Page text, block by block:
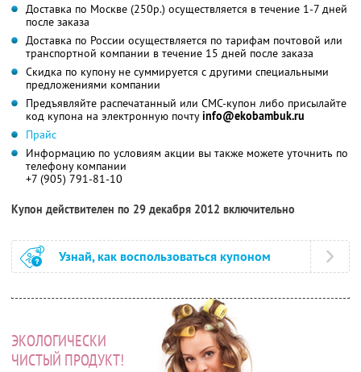
Доставка по Москве (250р.) осуществляется в течение 1-7 дней
после заказа
Доставка по России осуществляется по тарифам почтовой или
транспортной компании в течение 15 дней после заказа
Скидка по купону не суммируется с другими специальными
предложениями компании
Предъявляйте распечатанный или СМС-купон либо присылайте
код купона на электронную почтуinfo@ekobambuk.ru
Прайс
Информацию по условиям акции вы также можете уточнить по
телефону компании
+7 (905) 791-81-10
Купон действителен по 29 декабря 2012 включительно
Узнай, как воспользоваться купоном
ЭКОЛОГИЧЕСКИ
ЧИСТЫЙ ПРОДУКТ!